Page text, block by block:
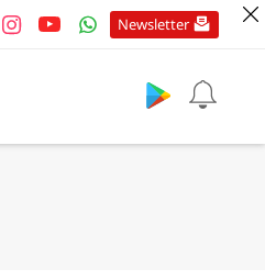
Newsletter